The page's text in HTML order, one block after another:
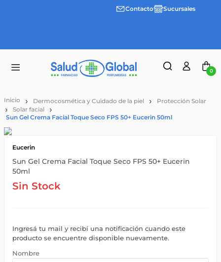
Envíos
Contacto Sucursales
0
Dermocosmética y Cuidado de la piel
Protección Solar
Solar facial
Sun Gel Crema Facial Toque Seco FPS 50+ Eucerin 50ml
Eucerin
Sun Gel Crema Facial Toque Seco FPS 50+ Eucerin
50ml
Sin Stock
Ingresá tu mail y recibí una notificación cuando este
producto se encuentre disponible nuevamente.